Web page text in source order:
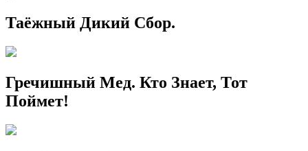
Таёжный Дикий Сбор.
Гречишный Мед. Кто Знает, Тот
Поймет!